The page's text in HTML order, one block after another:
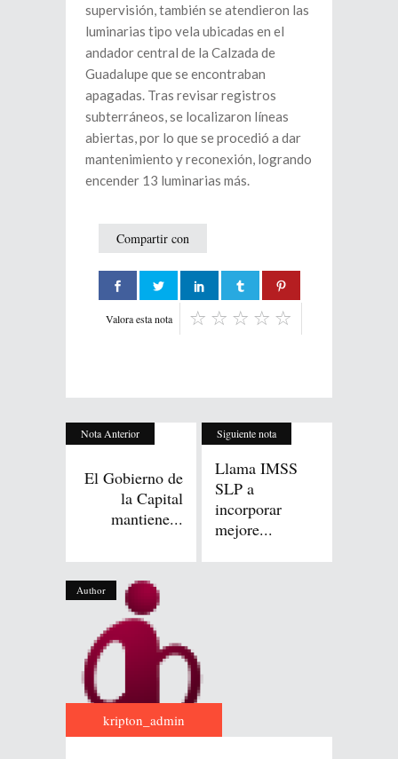
supervisión, también se atendieron las
luminarias tipo vela ubicadas en el
andador central de la Calzada de
Guadalupe que se encontraban
apagadas. Tras revisar registros
subterráneos, se localizaron líneas
abiertas, por lo que se procedió a dar
mantenimiento y reconexión, logrando
encender 13 luminarias más.
Compartir con
Valora esta nota
Nota Anterior
El Gobierno de
la Capital
mantiene...
Siguiente nota
Llama IMSS
SLP a
incorporar
mejore...
Author
kripton_admin